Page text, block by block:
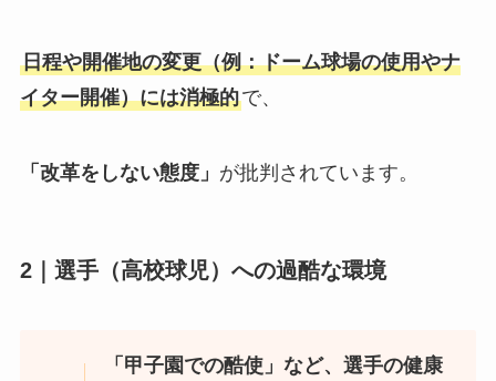
日程や開催地の変更（例：ドーム球場の使用やナ
イター開催）には消極的で、
「改革をしない態度」 が批判されています。
2｜選手（高校球児）への過酷な環境
「甲子園での酷使」など、選手の健康